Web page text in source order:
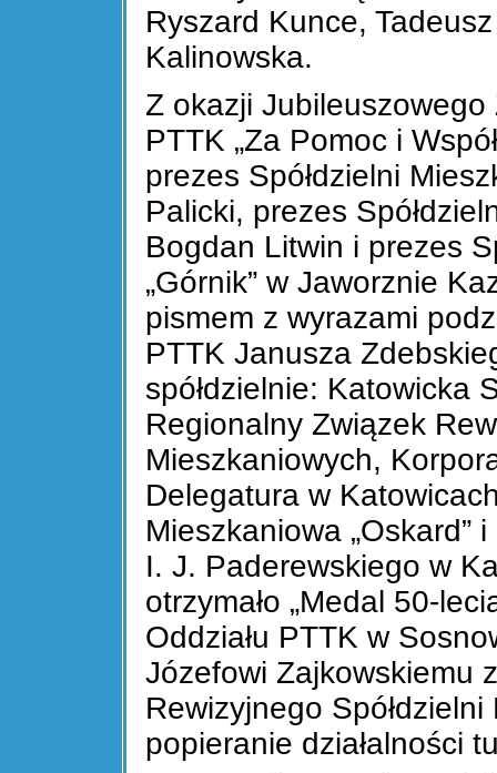
Ryszard Kunce,
Kalinowska.
Z okazji Jubileuszowego
PTTK „Za Pomoc i
prezes Spółdzielni
Palicki, prezes
Bogdan Litwin i prezes
„Górnik” w Jaworznie
pismem z wyrazami
PTTK Janusza
spółdzielnie: Katowicka
Regionalny Związek
Mieszkaniowych,
Delegatura w
Mieszkaniowa „Oskard”
I. J. Paderewskiego w
otrzymało „Medal 50-
Oddziału PTTK w
Józefowi Zajkowskiemu
Rewizyjnego
popieranie działalności